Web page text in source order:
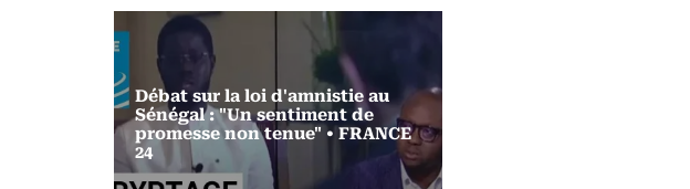
Débat sur la loi d'amnistie au
Sénégal : "Un sentiment de
promesse non tenue" • FRANCE
24